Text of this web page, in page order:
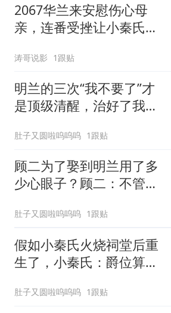
2067华兰来安慰伤心母
亲，连番受挫让小秦氏决
涛哥说影 1跟贴
明兰的三次“我不要了”才
是顶级清醒，治好了我的
肚子又圆啦呜呜呜 1跟贴
顾二为了娶到明兰用了多
少心眼子？顾二：不管啥
肚子又圆啦呜呜呜 1跟贴
假如小秦氏火烧祠堂后重
生了，小秦氏：爵位算
肚子又圆啦呜呜呜 1跟贴